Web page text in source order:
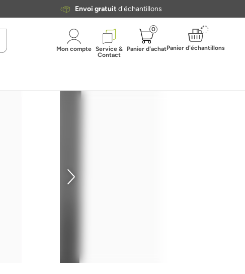
Envoi gratuit d'échantillons
Mon compte Service &
Contact
0
Panier d'achatPanier d'échantillons